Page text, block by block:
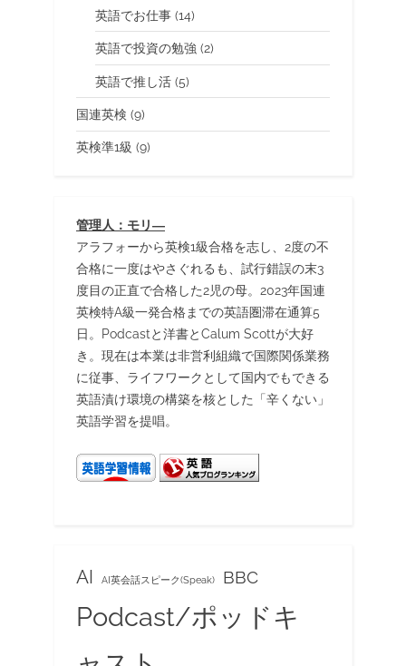
英語でお仕事 (14)
英語で投資の勉強 (2)
英語で推し活 (5)
国連英検 (9)
英検準1級 (9)
管理人：モリ―
アラフォーから英検1級合格を志し、2度の不
合格に一度はやさぐれるも、試行錯誤の末3
度目の正直で合格した2児の母。2023年国連
英検特A級一発合格までの英語圏滞在通算5
日。Podcastと洋書とCalum Scottが大好
き。現在は本業は非営利組織で国際関係業務
に従事、ライフワークとして国内でもできる
英語漬け環境の構築を核とした「辛くない」
英語学習を提唱。
AI AI英会話スピーク(Speak) BBC
Podcast/ポッドキ